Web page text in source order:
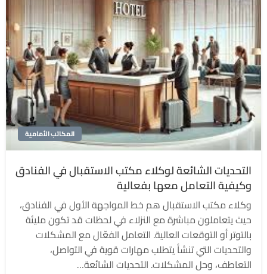
المكاتب الأمامية
التحديات الشائعة لوكلاء مكتب الاستقبال في الفنادق
وكيفية التعامل معها بفعالية
وكلاء مكتب الاستقبال هم خط المواجهة الأول في الفنادق،
حيث يتعاملون مباشرة مع النزلاء في لحظات قد تكون مليئة
بالتوتر أو التوقعات العالية. التعامل الفعّال مع المشكلات
والتحديات التي تنشأ يتطلب مهارات قوية في التواصل،
التعاطف، وحل المشكلات. التحديات الشائعة…